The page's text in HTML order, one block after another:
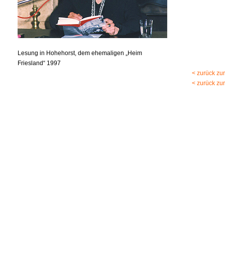
Lesung in Hohehorst, dem ehemaligen „Heim
Friesland“ 1997
< zurück
< zurück